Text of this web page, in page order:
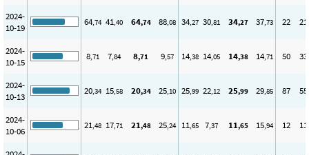
2024-
10-19
64,74 41,40 64,74 88,08 34,27 30,81 34,27 37,73 22 21
2024-
10-15
8,71 7,84 8,71 9,57 14,38 14,05 14,38 14,71 50 33
2024-
10-13
20,34 15,58 20,34 25,10 25,99 22,12 25,99 29,85 87 55
2024-
10-06
21,48 17,71 21,48 25,24 11,65 7,37 11,65 15,94 12 11